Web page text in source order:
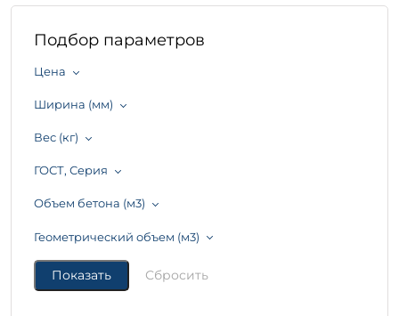
Подбор параметров
Цена
Ширина (мм)
Вес (кг)
ГОСТ, Серия
Объем бетона (м3)
Геометрический объем (м3)